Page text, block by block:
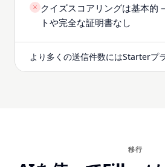
クイズスコアリングは基本的
トや完全な証明書なし
より多くの送信件数にはStarterプ
移行